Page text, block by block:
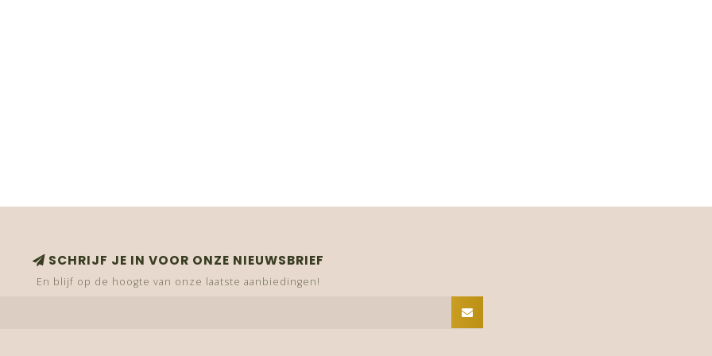
SCHRIJF JE IN VOOR ONZE NIEUWSBRIEF
En blijf op de hoogte van onze laatste aanbiedingen!